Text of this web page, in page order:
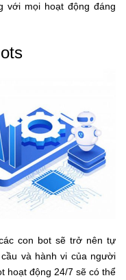
với mọi hoạt động đáng
con bot sẽ trở nên tự
và hành vi của người
hoạt động 24/7 sẽ có thể